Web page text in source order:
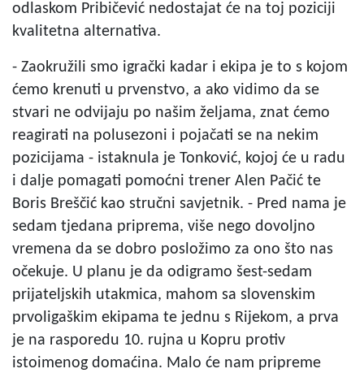
odlaskom Pribičević nedostajat će na toj poziciji
kvalitetna alternativa.
- Zaokružili smo igrački kadar i ekipa je to s kojom
ćemo krenuti u prvenstvo, a ako vidimo da se
stvari ne odvijaju po našim željama, znat ćemo
reagirati na polusezoni i pojačati se na nekim
pozicijama - istaknula je Tonković, kojoj će u radu
i dalje pomagati pomoćni trener Alen Pačić te
Boris Breščić kao stručni savjetnik. - Pred nama je
sedam tjedana priprema, više nego dovoljno
vremena da se dobro posložimo za ono što nas
očekuje. U planu je da odigramo šest-sedam
prijateljskih utakmica, mahom sa slovenskim
prvoligaškim ekipama te jednu s Rijekom, a prva
je na rasporedu 10. rujna u Kopru protiv
istoimenog domaćina. Malo će nam pripreme